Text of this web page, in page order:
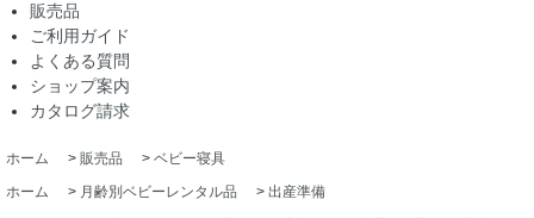
販売品
ご利用ガイド
よくある質問
ショップ案内
カタログ請求
ホーム > 販売品 > ベビー寝具
ホーム
> 月齢別ベビーレンタル品 > 出産準備